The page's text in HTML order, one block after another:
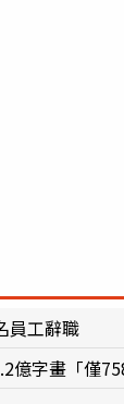
員工辭職
字畫「僅